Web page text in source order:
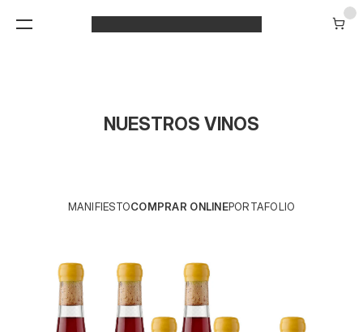
NUESTROS VINOS
MANIFIESTOCOMPRAR ONLINEPORTAFOLIO